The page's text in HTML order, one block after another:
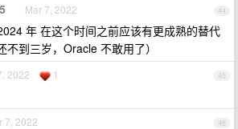
44
Mar 7, 2022
年 在这个时间之前应该有更成熟的替代
不到三岁，Oracle 不敢用了）
45
2022 1
46
7, 2022